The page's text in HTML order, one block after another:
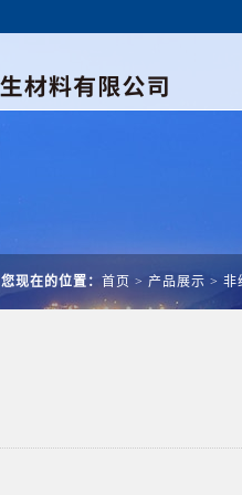
您现在的位置： 首页 > 产品展示 > 非